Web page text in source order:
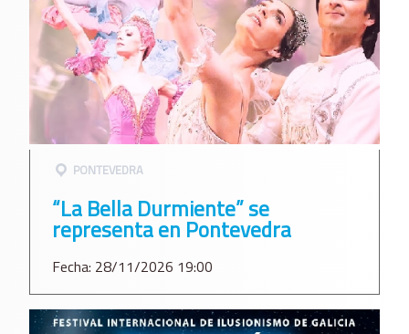
PONTEVEDRA
“La Bella Durmiente” se
representa en Pontevedra
Fecha: 28/11/2026 19:00